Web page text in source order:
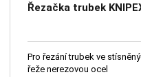
Řezačka trubek
Pro řezání trubek ve
řeže nerezovou ocel